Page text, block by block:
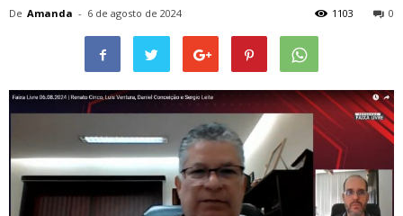
De Amanda - 6 de agosto de 2024 0
1103